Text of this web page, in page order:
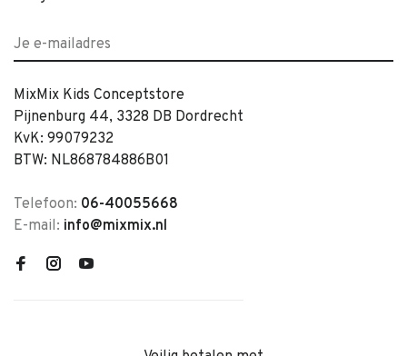
MixMix Kids Conceptstore
Pijnenburg 44, 3328 DB Dordrecht
KvK: 99079232
BTW: NL868784886B01
Telefoon: 06-40055668
E-mail: info@mixmix.nl